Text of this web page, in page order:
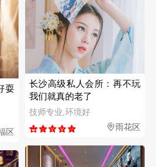
耍
区
长沙高级私人会所：再不玩
我们就真的老了
技师专业,环境好
雨花区